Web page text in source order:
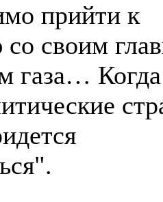
прийти к
своим
газа… Когда